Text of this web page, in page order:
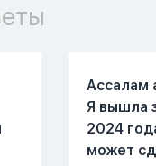
Ассалам
Я вышла
2024
может